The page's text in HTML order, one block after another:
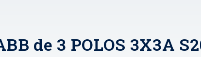
de 3 POLOS 3X3A